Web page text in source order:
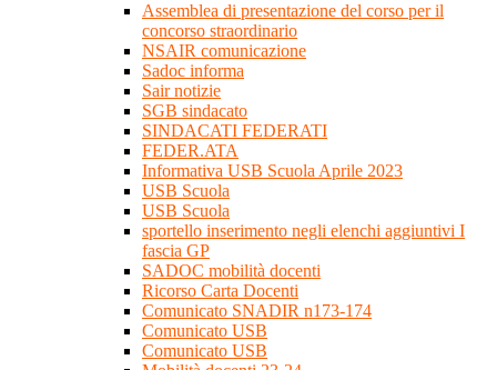
Assemblea di presentazione del corso per il
concorso straordinario
NSAIR comunicazione
Sadoc informa
Sair notizie
SGB sindacato
SINDACATI FEDERATI
FEDER.ATA
Informativa USB Scuola Aprile 2023
USB Scuola
USB Scuola
sportello inserimento negli elenchi aggiuntivi I
fascia GP
SADOC mobilità docenti
Ricorso Carta Docenti
Comunicato SNADIR n173-174
Comunicato USB
Comunicato USB